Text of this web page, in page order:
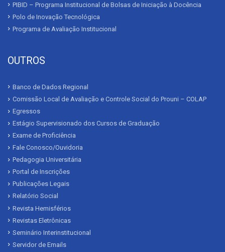
PIBID – Programa Institucional de Bolsas de Iniciação à Docência
Polo de Inovação Tecnológica
Programa de Avaliação Institucional
OUTROS
Banco de Dados Regional
Comissão Local de Avaliação e Controle Social do Prouni – COLAP
Egressos
Estágio Supervisionado dos Cursos de Graduação
Exame de Proficiência
Fale Conosco/Ouvidoria
Pedagogia Universitária
Portal de Inscrições
Publicações Legais
Relatório Social
Revista Hemisférios
Revistas Eletrônicas
Seminário Interinstitucional
Servidor de Emails